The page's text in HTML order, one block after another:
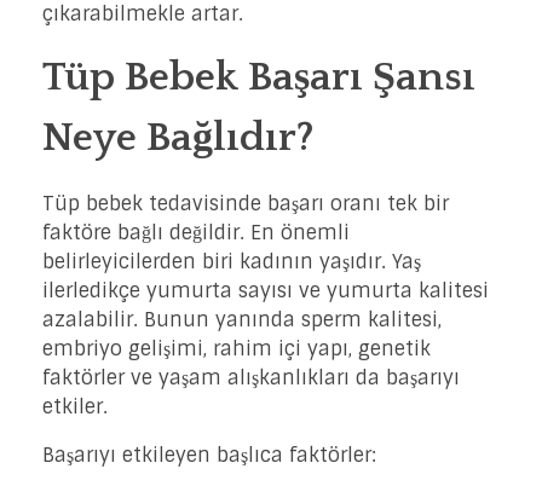
çıkarabilmekle artar.
Tüp Bebek Başarı Şansı
Neye Bağlıdır?
Tüp bebek tedavisinde başarı oranı tek bir
faktöre bağlı değildir. En önemli
belirleyicilerden biri kadının yaşıdır. Yaş
ilerledikçe yumurta sayısı ve yumurta kalitesi
azalabilir. Bunun yanında sperm kalitesi,
embriyo gelişimi, rahim içi yapı, genetik
faktörler ve yaşam alışkanlıkları da başarıyı
etkiler.
Başarıyı etkileyen başlıca faktörler: